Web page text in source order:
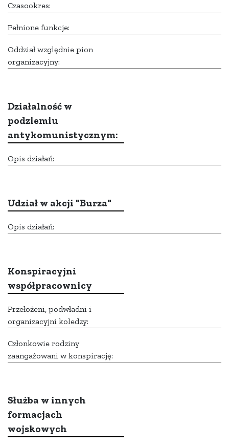
Czasookres:
Pełnione funkcje:
Oddział względnie pion
organizacyjny:
Działalność w
podziemiu
antykomunistycznym:
Opis działań:
Udział w akcji "Burza"
Opis działań:
Konspiracyjni
współpracownicy
Przełożeni, podwładni i
organizacyjni koledzy:
Członkowie rodziny
zaangażowani w konspirację:
Służba w innych
formacjach
wojskowych